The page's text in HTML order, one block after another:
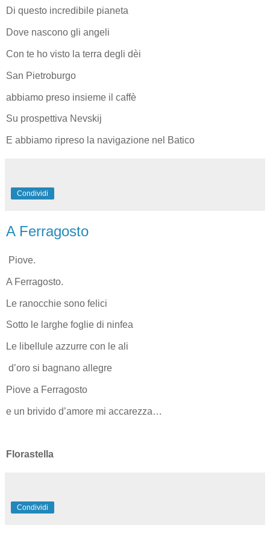
Di questo incredibile pianeta
Dove nascono gli angeli
Con te ho visto la terra degli dèi
San Pietroburgo
abbiamo preso insieme il caffè
Su prospettiva Nevskij
E abbiamo ripreso la navigazione nel Batico
Condividi
A Ferragosto
Piove.
A Ferragosto.
Le ranocchie sono felici
Sotto le larghe foglie di ninfea
Le libellule azzurre con le ali
d’oro si bagnano allegre
Piove a Ferragosto
e un brivido d’amore mi accarezza…
Florastella
Condividi